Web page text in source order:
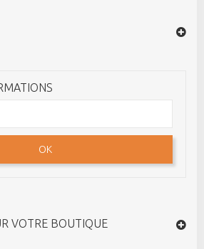
OK
VOTRE BOUTIQUE